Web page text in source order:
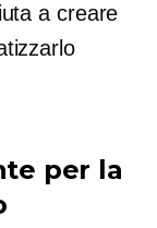
a creare
per la